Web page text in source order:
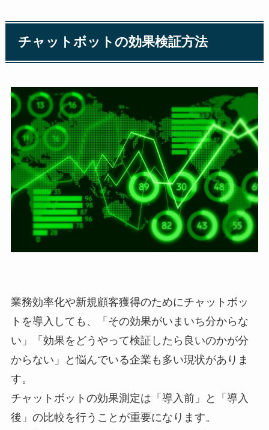
チャットボットの効果検証方法
業務効率化や新規顧客獲得のためにチャットボッ
トを導入しても、「その効果がいまいち分からな
い」「効果をどうやって検証したら良いのかが分
からない」と悩んでいる企業も多い現状がありま
す。
チャットボットの効果測定は「導入前」と「導入
後」の比較を行うことが重要になります。